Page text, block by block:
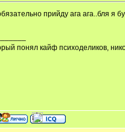
прийду ага ага..бля я
понял кайф психоделиков,